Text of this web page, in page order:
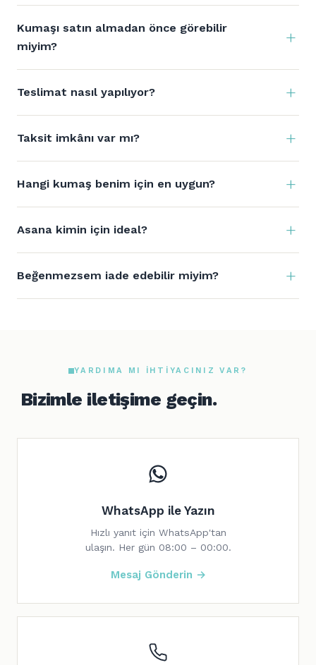
Kumaşı satın almadan önce görebilir
miyim?
Teslimat nasıl yapılıyor?
Taksit imkânı var mı?
Hangi kumaş benim için en uygun?
Asana kimin için ideal?
Beğenmezsem iade edebilir miyim?
YARDIMA MI IHTIYACINIZ VAR?
Bizimle iletişime geçin.
WhatsApp ile Yazın
Hızlı yanıt için WhatsApp'tan
ulaşın. Her gün 08:00 – 00:00.
Mesaj Gönderin →